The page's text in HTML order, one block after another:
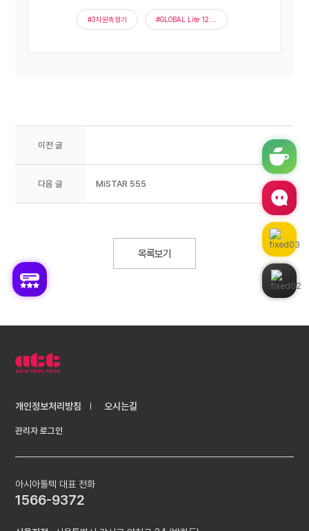
#3차원측정기 #GLOBAL Lite 12.22.10
이전 글
다음 글 MiSTAR 555
목록보기
개인정보처리방침 오시는길
관리자 로그인
아시아툴텍 대표 전화
1566-9372